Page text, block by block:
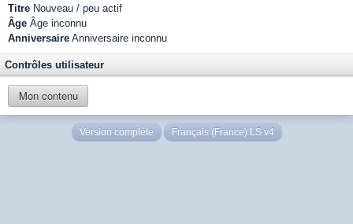
Titre Nouveau / peu actif
Âge Âge inconnu
Anniversaire Anniversaire inconnu
Contrôles utilisateur
Mon contenu
Version complète Français (France) LS v4